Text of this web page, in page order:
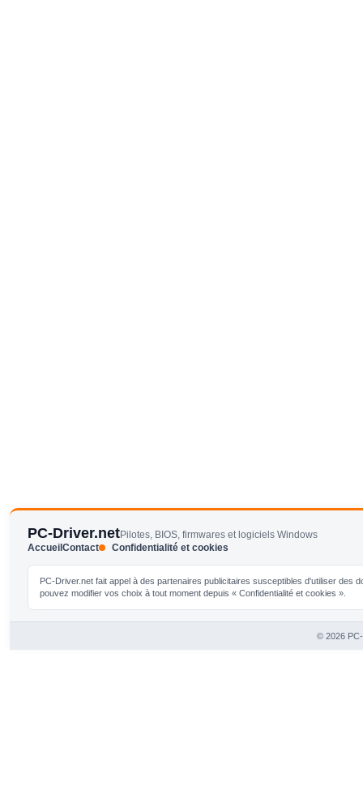
PC-Driver.netPilotes, BIOS, firmwares et logiciels Windows
AccueilContact Confidentialité et cookies
PC-Driver.net fait appel à des partenaires publicitaires susceptibles d'utiliser
pouvez modifier vos choix à tout moment depuis « Confidentialité et cookies ».
© 2026